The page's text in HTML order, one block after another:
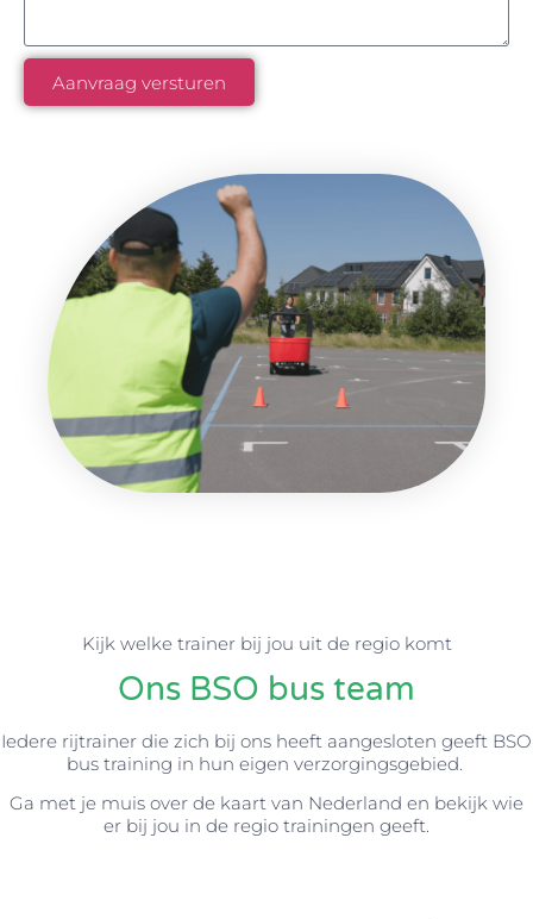
Aanvraag versturen
Kijk welke trainer bij jou uit de regio komt
Ons BSO bus team
Iedere rijtrainer die zich bij ons heeft aangesloten geeft BSO
bus training in hun eigen verzorgingsgebied.
Ga met je muis over de kaart van Nederland en bekijk wie
er bij jou in de regio trainingen geeft.